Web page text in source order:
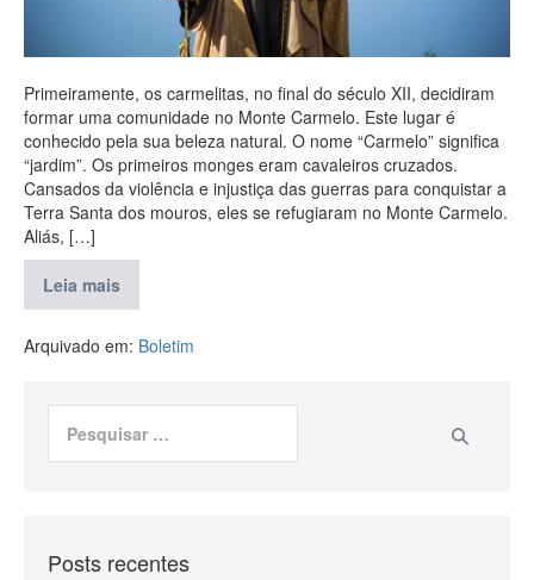
Primeiramente, os carmelitas, no final do século XII, decidiram
formar uma comunidade no Monte Carmelo. Este lugar é
conhecido pela sua beleza natural. O nome “Carmelo” significa
“jardim”. Os primeiros monges eram cavaleiros cruzados.
Cansados da violência e injustiça das guerras para conquistar a
Terra Santa dos mouros, eles se refugiaram no Monte Carmelo.
Aliás, […]
Leia mais
Arquivado em: Boletim
Posts recentes